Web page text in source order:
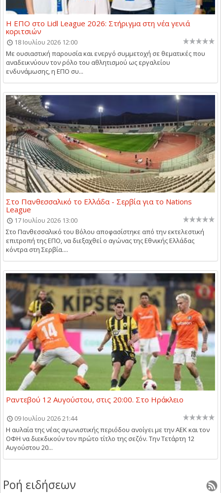
Η ΕΠΟ στο Lidl League 2026: Στήριγμα στη νέα γενιά
κοριτσιών
18 Ιουλίου 2026 12:00
Με ουσιαστική παρουσία και ενεργό συμμετοχή σε θεματικές που
αναδεικνύουν τον ρόλο του αθλητισμού ως εργαλείου
ενδυνάμωσης, η ΕΠΟ συ...
Στο Πανθεσσαλικό το Ελλάδα - Σερβία για το Nations
League
17 Ιουλίου 2026 13:00
Στο Πανθεσσαλικό του Βόλου αποφασίστηκε από την εκτελεστική
επιτροπή της ΕΠΟ, να διεξαχθεί ο αγώνας της Εθνικής Ελλάδας
κόντρα στη Σερβία....
Ραντεβού 12 Αυγούστου, στις 20:00. Στο Ηράκλειο
09 Ιουλίου 2026 21:44
Η αυλαία της νέας αγωνιστικής περιόδου ανοίγει με την ΑΕΚ και τον
ΟΦΗ να διεκδικούν τον πρώτο τίτλο της σεζόν. Την Τετάρτη 12
Αυγούστου 20...
Ροή ειδήσεων